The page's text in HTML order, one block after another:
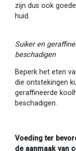
zijn dus ook
huid.
Suiker en
beschadigen
Beperk het eten
die ontstekingen
geraffineerde
beschadigen.
Voeding ter
de aanmaak van